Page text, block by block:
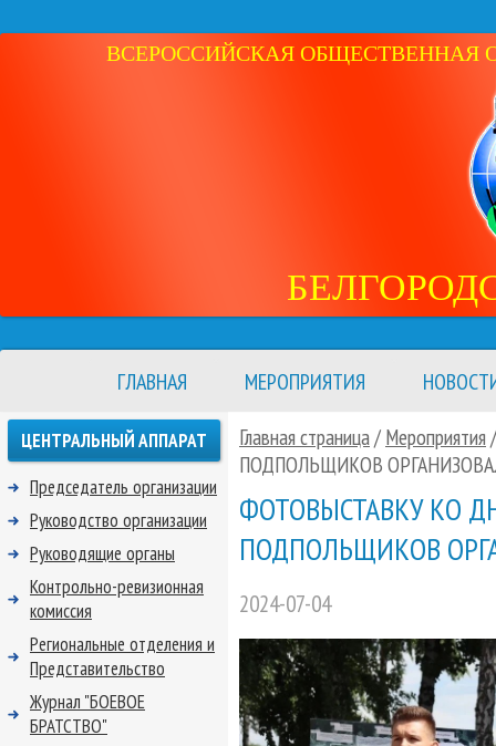
ВСЕРОССИЙСКАЯ ОБЩЕСТВЕННАЯ
ГЛАВНАЯ МЕРОПРИЯТИЯ
Главная страница/ Мероприятия
ПОДПОЛЬЩИКОВ
ФОТОВЫСТАВКУ КО
ПОДПОЛЬЩИКОВ
2024-07-04
ЦЕНТРАЛЬНЫЙ АППАРАТ
Председатель организации
Руководство организации
Руководящие органы
Контрольно-ревизионная
комиссия
Региональные отделения и
Представительство
Журнал "БОЕВОЕ
БРАТСТВО"